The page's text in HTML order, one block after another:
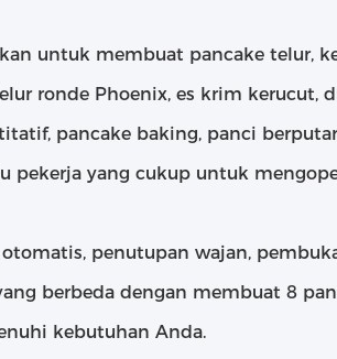
untuk membuat pancake telur,
ronde Phoenix, es krim kerucut,
pancake baking, panci
pekerja yang cukup untuk
penutupan wajan,
berbeda dengan membuat 8
kebutuhan Anda.